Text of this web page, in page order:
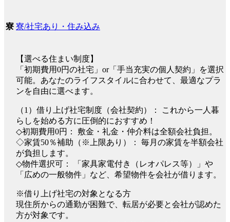
寮 寮/社宅あり・住み込み
【選べる住まい制度】
「初期費用0円の社宅」or「手当充実の個人契約」を選択
可能。あなたのライフスタイルに合わせて、最適なプラ
ンを自由に選べます。
（1）借り上げ社宅制度（会社契約）： これから一人暮
らしを始める方に圧倒的におすすめ！
◇初期費用0円： 敷金・礼金・仲介料は全額会社負担。
◇家賃50％補助（※上限あり）： 毎月の家賃を半額会社
が負担します。
◇物件選択可： 「家具家電付き（レオパレス等）」や
「広めの一般物件」など、希望物件を会社が借ります。
※借り上げ社宅の対象となる方
現住所からの通勤が困難で、転居が必要と会社が認めた
方が対象です。